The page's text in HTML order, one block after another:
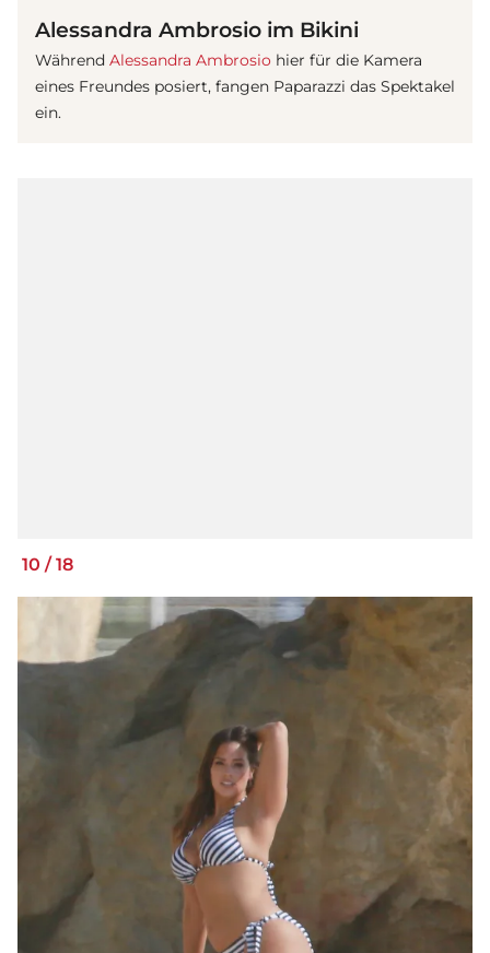
Alessandra Ambrosio im Bikini
Während Alessandra Ambrosio hier für die Kamera
eines Freundes posiert, fangen Paparazzi das Spektakel
ein.
10 / 18